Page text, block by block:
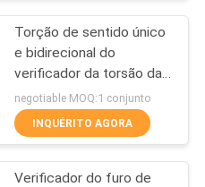
dois
Torção de sentido único
e bidirecional do
verificador da torsão da
máquina de testes do
cabo do painel LCD/fio
de metal
negotiable MOQ:1 conjunto
INQUÉRITO AGORA
Verificador do furo de